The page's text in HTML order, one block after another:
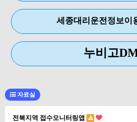
세종대리운전정보이
누비고
자료실
전북지역 접수모니터링앱